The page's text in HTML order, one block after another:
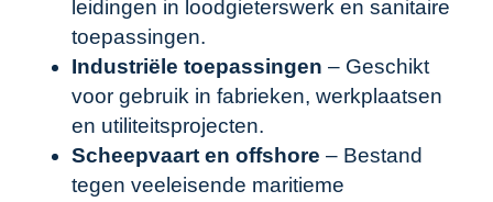
leidingen in loodgieterswerk en sanitaire
toepassingen.
Industriële toepassingen – Geschikt
voor gebruik in fabrieken, werkplaatsen
en utiliteitsprojecten.
Scheepvaart en offshore – Bestand
tegen veeleisende maritieme